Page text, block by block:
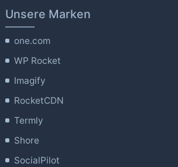
Unsere Marken
one.com
WP Rocket
Imagify
RocketCDN
Termly
Shore
SocialPilot